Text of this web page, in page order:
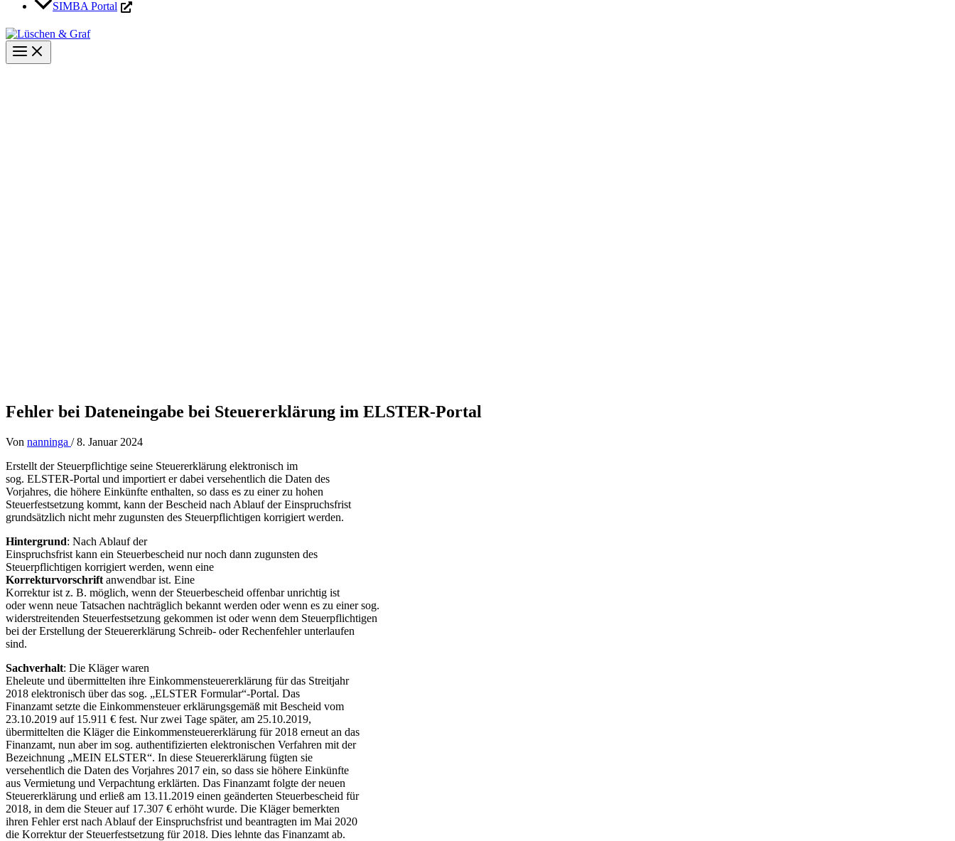
SIMBA Portal
Fehler bei Dateneingabe bei Steuererklärung im ELSTER-Portal
Von nanninga /8. Januar 2024
Erstellt der Steuerpflichtige seine Steuererklärung elektronisch im
sog. ELSTER-Portal und importiert er dabei versehentlich die Daten des
Vorjahres, die höhere Einkünfte enthalten, so dass es zu einer zu hohen
Steuerfestsetzung kommt, kann der Bescheid nach Ablauf der Einspruchsfrist
grundsätzlich nicht mehr zugunsten des Steuerpflichtigen korrigiert werden.
Hintergrund: Nach Ablauf der
Einspruchsfrist kann ein Steuerbescheid nur noch dann zugunsten des
Steuerpflichtigen korrigiert werden, wenn eine
Korrekturvorschrift anwendbar ist. Eine
Korrektur ist z. B. möglich, wenn der Steuerbescheid offenbar unrichtig ist
oder wenn neue Tatsachen nachträglich bekannt werden oder wenn es zu einer sog.
widerstreitenden Steuerfestsetzung gekommen ist oder wenn dem Steuerpflichtigen
bei der Erstellung der Steuererklärung Schreib- oder Rechenfehler unterlaufen
sind.
Sachverhalt: Die Kläger waren
Eheleute und übermittelten ihre Einkommensteuererklärung für das Streitjahr
2018 elektronisch über das sog. „ELSTER Formular“-Portal. Das
Finanzamt setzte die Einkommensteuer erklärungsgemäß mit Bescheid vom
23.10.2019 auf 15.911 € fest. Nur zwei Tage später, am 25.10.2019,
übermittelten die Kläger die Einkommensteuererklärung für 2018 erneut an das
Finanzamt, nun aber im sog. authentifizierten elektronischen Verfahren mit der
Bezeichnung „MEIN ELSTER“. In diese Steuererklärung fügten sie
versehentlich die Daten des Vorjahres 2017 ein, so dass sie höhere Einkünfte
aus Vermietung und Verpachtung erklärten. Das Finanzamt folgte der neuen
Steuererklärung und erließ am 13.11.2019 einen geänderten Steuerbescheid für
2018, in dem die Steuer auf 17.307 € erhöht wurde. Die Kläger bemerkten
ihren Fehler erst nach Ablauf der Einspruchsfrist und beantragten im Mai 2020
die Korrektur der Steuerfestsetzung für 2018. Dies lehnte das Finanzamt ab.